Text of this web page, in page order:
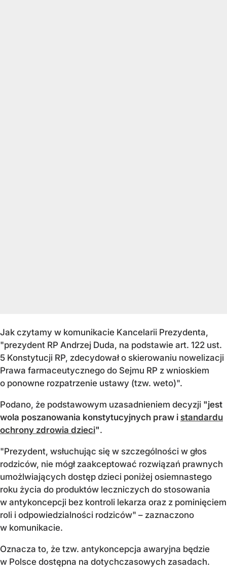
Jak czytamy w komunikacie Kancelarii Prezydenta,
"prezydent RP Andrzej Duda, na podstawie art. 122 ust.
5 Konstytucji RP, zdecydował o skierowaniu nowelizacji
Prawa farmaceutycznego do Sejmu RP z wnioskiem
o ponowne rozpatrzenie ustawy (tzw. weto)".
Podano, że podstawowym uzasadnieniem decyzji "jest
wola poszanowania konstytucyjnych praw i standardu
ochrony zdrowia dzieci".
"Prezydent, wsłuchując się w szczególności w głos
rodziców, nie mógł zaakceptować rozwiązań prawnych
umożlwiających dostęp dzieci poniżej osiemnastego
roku życia do produktów leczniczych do stosowania
w antykoncepcji bez kontroli lekarza oraz z pominięciem
roli i odpowiedzialności rodziców" – zaznaczono
w komunikacie.
Oznacza to, że tzw. antykoncepcja awaryjna będzie
w Polsce dostępna na dotychczasowych zasadach.